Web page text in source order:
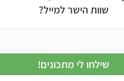
שוות הישר למייל?
שילחו לי מתכונים!